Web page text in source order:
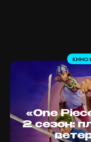
«One
2 сезон:
КИНО